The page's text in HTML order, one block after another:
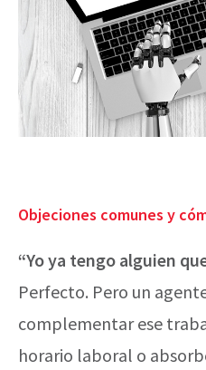
Objeciones comunes y
“Yo ya tengo alguien
Perfecto. Pero un
complementar ese
horario laboral o